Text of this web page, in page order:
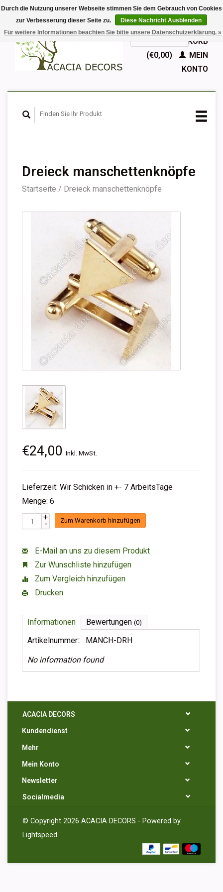
EUR
GBPDeutsch
Nederlands
English
IHR WARENKORB
(€0,00)
MEIN
KONTO
Dreieck manschettenknöpfe
Startseite / Dreieck manschettenknöpfe
€24,00 Inkl. MwSt.
Lieferzeit: Wir Schicken in +- 7 ArbeitsTage
Menge: 6
+
- Zum Warenkorb hinzufügen
E-Mail an uns zu diesem Produkt
Zur Wunschliste hinzufügen
Zum Vergleich hinzufügen
Drucken
Informationen Bewertungen (0)
Artikelnummer:: MANCH-DRH
No information found
ACACIA DECORS
Kundendienst
Mehr
Mein Konto
Newsletter
Socialmedia
© Copyright 2026 ACACIA DECORS - Powered by
Lightspeed
Durch die Nutzung unserer Webseite stimmen Sie dem Gebrauch von Cookies
zur Verbesserung dieser Seite zu.
Diese Nachricht Ausblenden
Für weitere Informationen beachten Sie bitte unsere Datenschutzerklärung. »